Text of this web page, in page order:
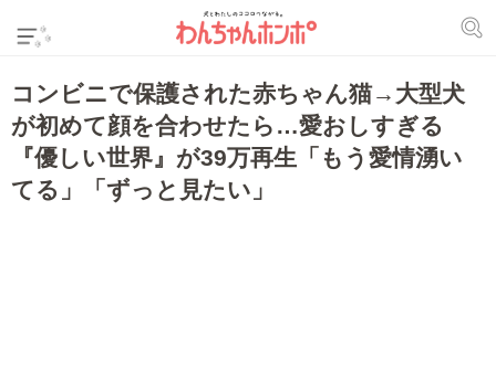
コンビニで保護された赤ちゃん猫→大型犬
が初めて顔を合わせたら…愛おしすぎる
『優しい世界』が39万再生「もう愛情湧い
てる」「ずっと見たい」